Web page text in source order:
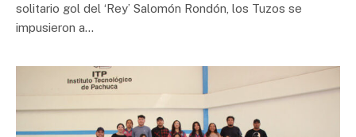
solitario gol del ‘Rey’ Salomón Rondón, los Tuzos se
impusieron a…